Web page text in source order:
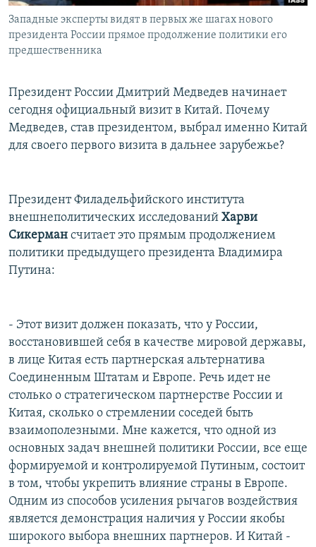
Все сайты РСЕ/РС
Западные эксперты видят в первых же шагах нового
президента России прямое продолжение политики его
предшественника
Президент России Дмитрий Медведев начинает
сегодня официальный визит в Китай. Почему
Медведев, став президентом, выбрал именно Китай
для своего первого визита в дальнее зарубежье?
Президент Филадельфийского института
внешнеполитических исследований Харви
Сикерман считает это прямым продолжением
политики предыдущего президента Владимира
Путина:
- Этот визит должен показать, что у России,
восстановившей себя в качестве мировой державы,
в лице Китая есть партнерская альтернатива
Соединенным Штатам и Европе. Речь идет не
столько о стратегическом партнерстве России и
Китая, сколько о стремлении соседей быть
взаимополезными. Мне кажется, что одной из
основных задач внешней политики России, все еще
формируемой и контролируемой Путиным, состоит
в том, чтобы укрепить влияние страны в Европе.
Одним из способов усиления рычагов воздействия
является демонстрация наличия у России якобы
широкого выбора внешних партнеров. И Китай -